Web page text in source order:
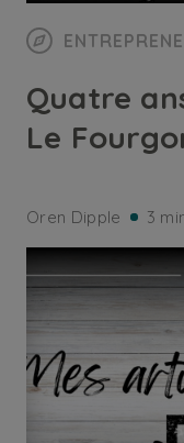
Quatre
Le
Oren Dipple 3